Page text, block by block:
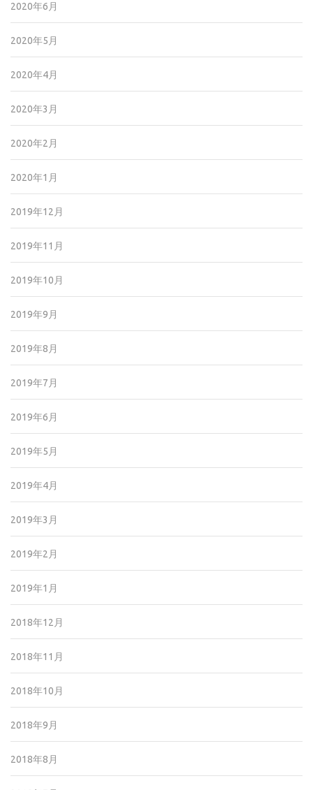
2020年6月
2020年5月
2020年4月
2020年3月
2020年2月
2020年1月
2019年12月
2019年11月
2019年10月
2019年9月
2019年8月
2019年7月
2019年6月
2019年5月
2019年4月
2019年3月
2019年2月
2019年1月
2018年12月
2018年11月
2018年10月
2018年9月
2018年8月